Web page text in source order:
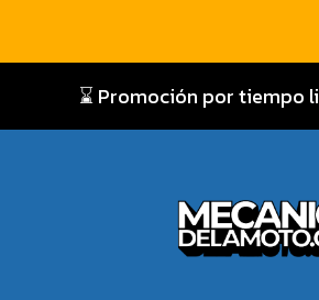
⌛ Promoción por tiempo